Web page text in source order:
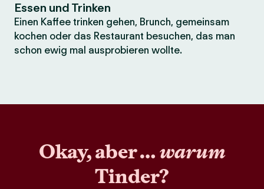
Essen und Trinken
Einen Kaffee trinken gehen, Brunch, gemeinsam
kochen oder das Restaurant besuchen, das man
schon ewig mal ausprobieren wollte.
Okay, aber …warum
Tinder?